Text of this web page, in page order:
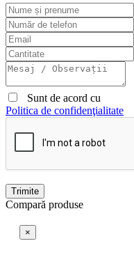
Sunt de acord cu
Politica de confidenţialitate
Trimite
Compară produse
×